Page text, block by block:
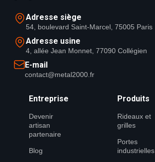
Adresse siège
54, boulevard Saint-Marcel, 75005 Paris
Adresse usine
4, allée Jean Monnet, 77090 Collégien
E-mail
contact@metal2000.fr
Entreprise
Devenir
artisan
partenaire
Blog
Produits
Rideaux et
grilles
Portes
industrielles